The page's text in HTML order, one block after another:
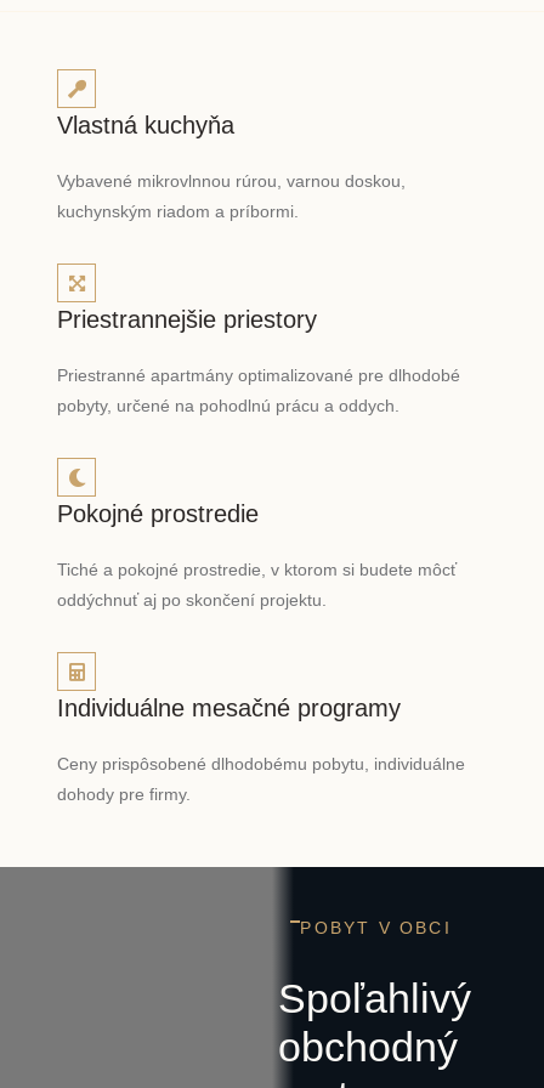
Vlastná kuchyňa
Vybavené mikrovlnnou rúrou, varnou doskou,
kuchynským riadom a príbormi.
Priestrannejšie priestory
Priestranné apartmány optimalizované pre dlhodobé
pobyty, určené na pohodlnú prácu a oddych.
Pokojné prostredie
Tiché a pokojné prostredie, v ktorom si budete môcť
oddýchnuť aj po skončení projektu.
Individuálne mesačné programy
Ceny prispôsobené dlhodobému pobytu, individuálne
dohody pre firmy.
POBYT V OBCI
Spoľahlivý
obchodný